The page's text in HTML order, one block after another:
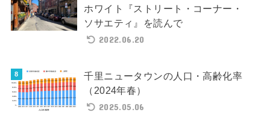
ホワイト『ストリート・コーナー・
ソサエティ』を読んで
2022.06.20
千里ニュータウンの人口・高齢化率
（2024年春）
2025.05.06